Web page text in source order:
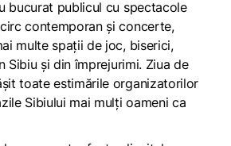
bucurat publicul cu spectacole
contemporan și concerte,
multe spații de joc, biserici,
Sibiu și din împrejurimi. Ziua de
toate estimările organizatorilor
Sibiului mai mulţi oameni ca